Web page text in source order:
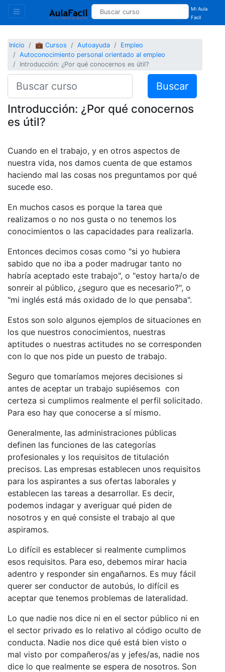
Mi Aula
Facil
Inicio 💼 Cursos Autoayuda
Empleo
Autoconocimiento personal orientado al empleo
Introducción: ¿Por qué conocernos es útil?
Buscar
Introducción: ¿Por qué conocernos
es útil?
Cuando en el trabajo, y en otros aspectos de
nuestra vida, nos damos cuenta de que estamos
haciendo mal las cosas nos preguntamos por qué
sucede eso.
En muchos casos es porque la tarea que
realizamos o no nos gusta o no tenemos los
conocimientos o las capacidades para realizarla.
Entonces decimos cosas como "si yo hubiera
sabido que no iba a poder madrugar tanto no
habría aceptado este trabajo", o "estoy harta/o de
sonreir al público, ¿seguro que es necesario?", o
"mi inglés está más oxidado de lo que pensaba".
Estos son solo algunos ejemplos de situaciones en
los que nuestros conocimientos, nuestras
aptitudes o nuestras actitudes no se corresponden
con lo que nos pide un puesto de trabajo.
Seguro que tomaríamos mejores decisiones si
antes de aceptar un trabajo supiésemos con
certeza si cumplimos realmente el perfil solicitado.
Para eso hay que conocerse a sí mismo.
Generalmente, las administraciones públicas
definen las funciones de las categorías
profesionales y los requisitos de titulación
precisos. Las empresas establecen unos requisitos
para los aspirantes a sus ofertas laborales y
establecen las tareas a desarrollar. Es decir,
podemos indagar y averiguar qué piden de
nosotros y en qué consiste el trabajo al que
aspiramos.
Lo difícil es establecer si realmente cumplimos
esos requisitos. Para eso, debemos mirar hacia
adentro y responder sin engañarnos. Es muy fácil
querer ser conductor de autobús, lo difícil es
aceptar que tenemos problemas de lateralidad.
Lo que nadie nos dice ni en el sector público ni en
el sector privado es lo relativo al código oculto de
conducta. Nadie nos dice qué está bien visto o
mal visto por compañeros/as y jefes/as, nadie nos
dice lo que realmente se espera de nosotros. Son